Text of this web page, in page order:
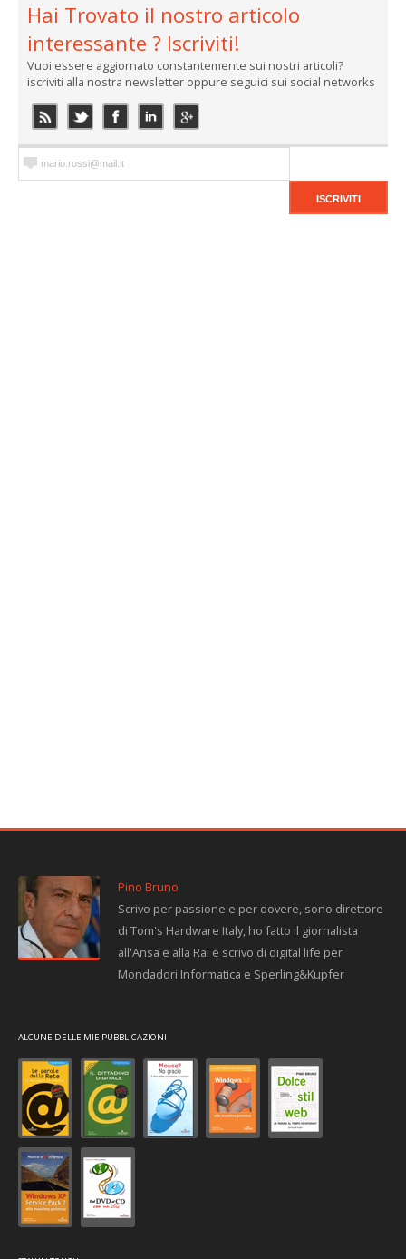
Hai Trovato il nostro articolo
interessante ? Iscriviti!
Vuoi essere aggiornato constantemente sui nostri articoli?
iscriviti alla nostra newsletter oppure seguici sui social networks
Pino Bruno
Scrivo per passione e per dovere, sono direttore
di Tom's Hardware Italy, ho fatto il giornalista
all'Ansa e alla Rai e scrivo di digital life per
Mondadori Informatica e Sperling&Kupfer
ALCUNE DELLE MIE PUBBLICAZIONI